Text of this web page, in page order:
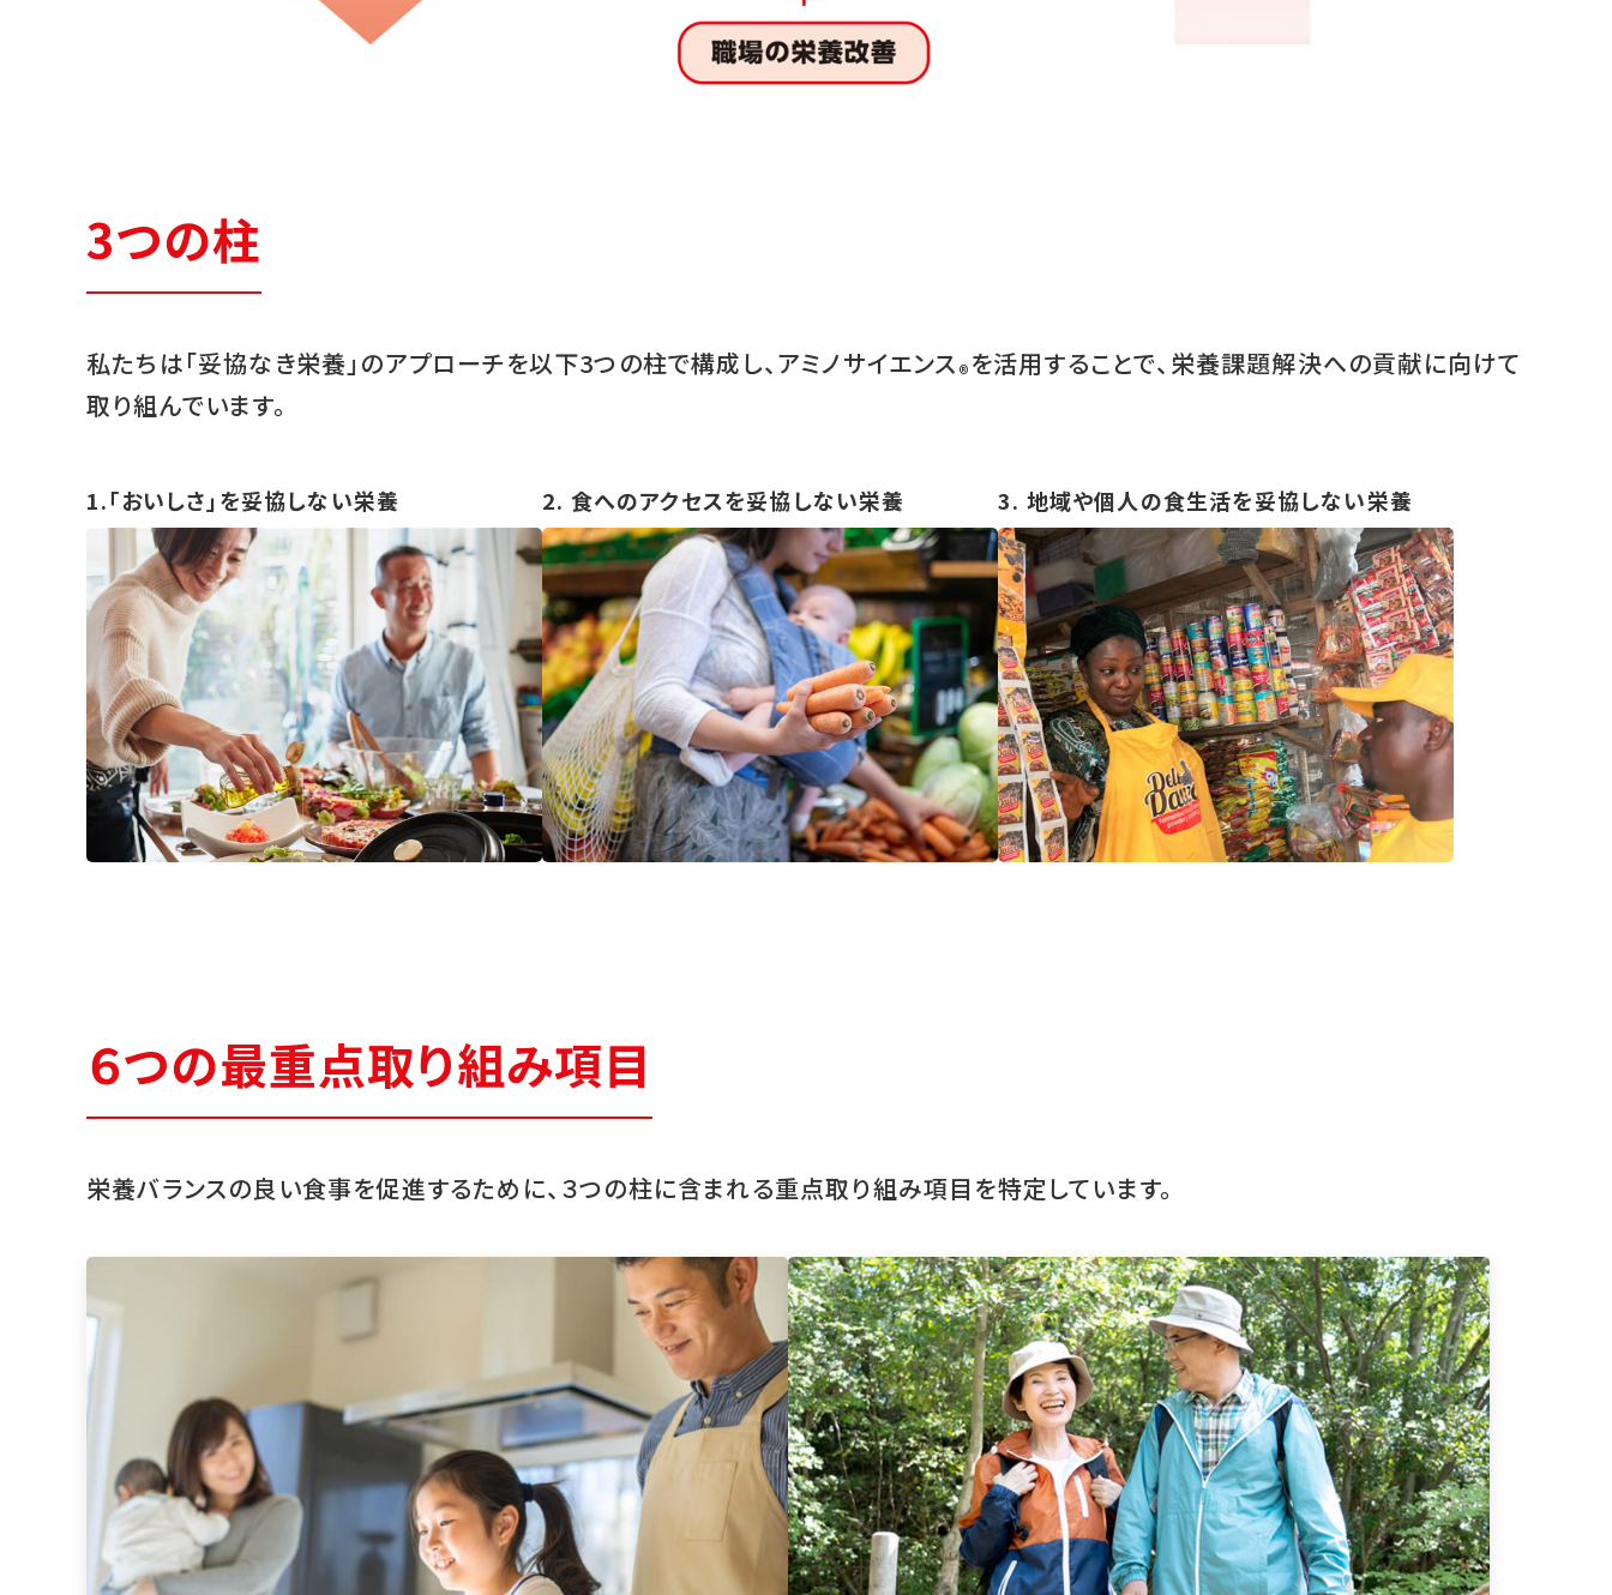
3つの柱
私たちは「妥協なき栄養」のアプローチを以下3つの柱で構成し、アミノサイエンス®を活用することで、栄養課題解決への貢献に向けて
取り組んでいます。
1.「おいしさ」を妥協しない栄養 2. 食へのアクセスを妥協しない栄養 3. 地域や個人の食生活を妥協しない栄養
６つの最重点取り組み項目
栄養バランスの良い食事を促進するために、３つの柱に含まれる重点取り組み項目を特定しています。